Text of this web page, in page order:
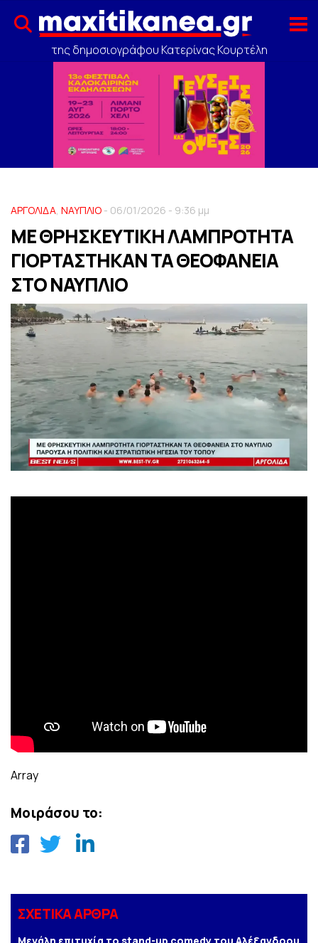
της δημοσιογράφου Κατερίνας Κουρτέλη
ΑΡΓΟΛΙΔΑ, ΝΑΥΠΛΙΟ - 06/01/2026 - 9:36 μμ
ΜΕ ΘΡΗΣΚΕΥΤΙΚΗ ΛΑΜΠΡΟΤΗΤΑ
ΓΙΟΡΤΑΣΤΗΚΑΝ ΤΑ ΘΕΟΦΑΝΕΙΑ
ΣΤΟ ΝΑΥΠΛΙΟ
Array
Μοιράσου το:
ΣΧΕΤΙΚΑ ΑΡΘΡΑ